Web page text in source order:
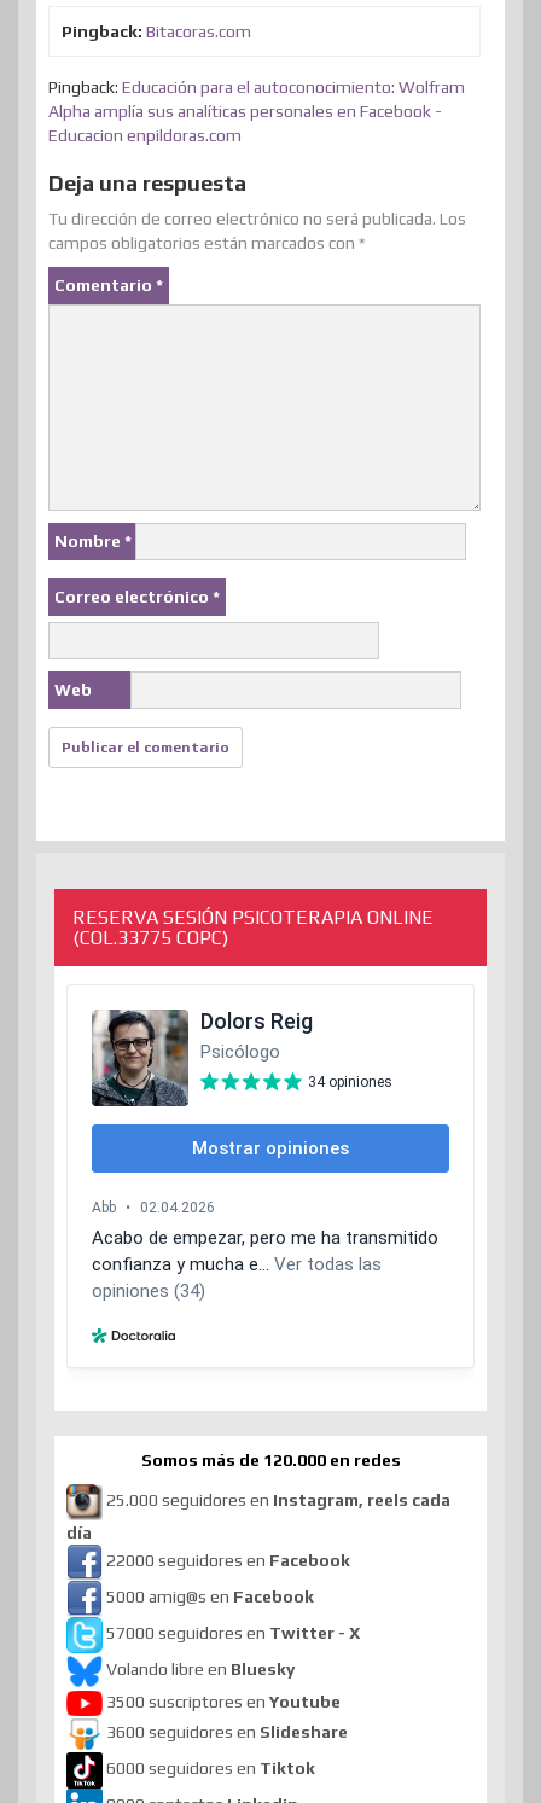
Pingback: Bitacoras.com
Pingback: Educación para el autoconocimiento: Wolfram
Alpha amplía sus analíticas personales en Facebook -
Educacion enpildoras.com
Deja una respuesta
Tu dirección de correo electrónico no será publicada. Los
campos obligatorios están marcados con *
Comentario *
Nombre *
Correo electrónico *
Web
RESERVA SESIÓN PSICOTERAPIA ONLINE
(COL.33775 COPC)
Somos más de 120.000 en redes
25.000 seguidores en Instagram, reels cada
día
22000 seguidores en Facebook
5000 amig@s en Facebook
57000 seguidores en Twitter - X
Volando libre en Bluesky
3500 suscriptores en Youtube
3600 seguidores en Slideshare
6000 seguidores en Tiktok